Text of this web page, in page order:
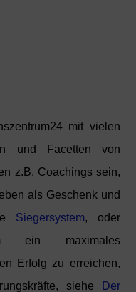
mit vielen
und Facetten von
z.B. Coachings sein,
als Geschenk und
Siegersystem, oder
ein maximales
Erfolg zu erreichen,
siehe
Der